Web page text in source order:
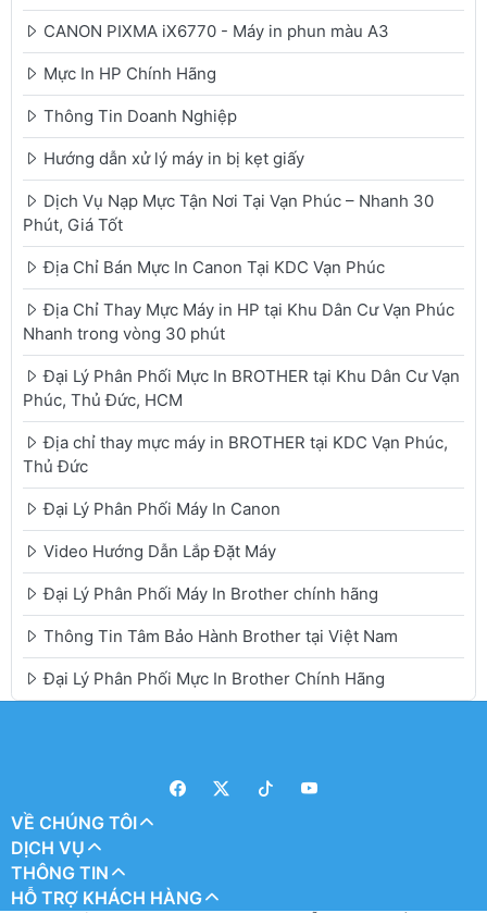
CANON PIXMA iX6770 - Máy in phun màu A3
Mực In HP Chính Hãng
Thông Tin Doanh Nghiệp
Hướng dẫn xử lý máy in bị kẹt giấy
Dịch Vụ Nạp Mực Tận Nơi Tại Vạn Phúc – Nhanh 30
Phút, Giá Tốt
Địa Chỉ Bán Mực In Canon Tại KDC Vạn Phúc
Địa Chỉ Thay Mực Máy in HP tại Khu Dân Cư Vạn Phúc
Nhanh trong vòng 30 phút
Đại Lý Phân Phối Mực In BROTHER tại Khu Dân Cư Vạn
Phúc, Thủ Đức, HCM
Địa chỉ thay mực máy in BROTHER tại KDC Vạn Phúc,
Thủ Đức
Đại Lý Phân Phối Máy In Canon
Video Hướng Dẫn Lắp Đặt Máy
Đại Lý Phân Phối Máy In Brother chính hãng
Thông Tin Tâm Bảo Hành Brother tại Việt Nam
Đại Lý Phân Phối Mực In Brother Chính Hãng
VỀ CHÚNG TÔI
DỊCH VỤ
THÔNG TIN
HỖ TRỢ KHÁCH HÀNG